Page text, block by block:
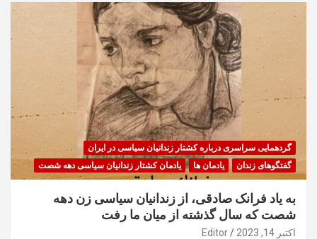
گردهمایی سراسری درباره کشتار زندانیان سیاسی در ایران
گفتگوهای زندان
یادمان ها یادمان کشتار زندانیان سیاسی دهه شصت
به یاد فرانک صادقی، از زندانیان سیاسی زن دهه
شصت که سال گذشته از میان ما رفت
اکتبر 14, 2023 Editor